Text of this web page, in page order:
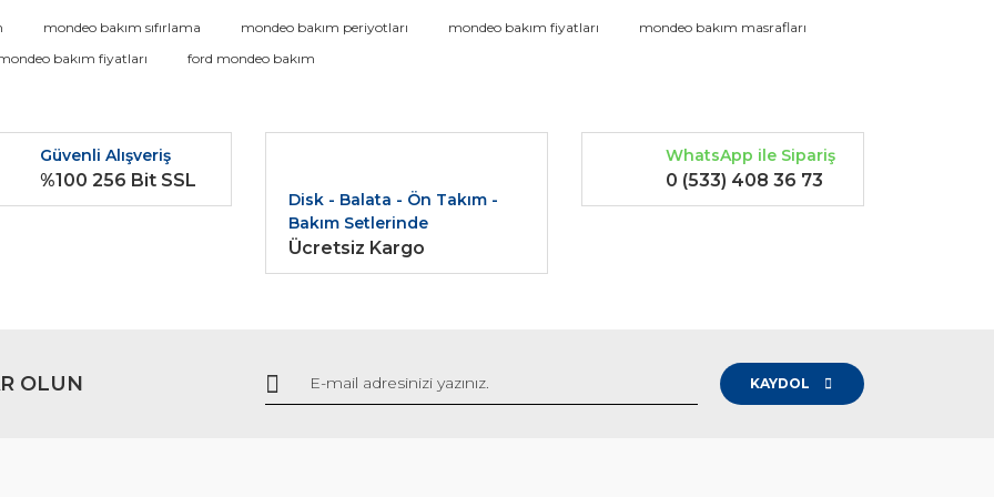
Bu ürüne ilk yorumu siz yapın!
ve diğer konularda yetersiz gördüğünüz noktaları öneri formunu kullanarak tarafımıza iletebilirsiniz.
Gönder
mondeo bakım sıfırlama mondeo bakım periyotları mondeo bakım fiyatları
mondeo bakım masrafları
bakım fiyatları ford mondeo bakım
Güvenli Alışveriş
%100 256 Bit SSL
Disk - Balata - Ön Takım -
Bakım Setlerinde
Ücretsiz Kargo
WhatsApp ile Sipariş
0 (533) 408 36 73
OLUN KAYDOL